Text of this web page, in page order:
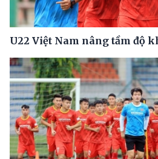
U22 Việt Nam nâng tầm độ